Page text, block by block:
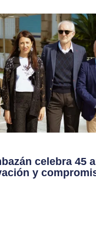
celebra 45
y